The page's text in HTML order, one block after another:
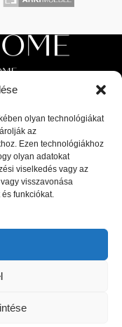
olyan technológiákat
az
Ezen technológiákhoz
olyan adatokat
viselkedés vagy az
visszavonása
funkciókat.
minőségű
kiválóságaitól: olasz,
termékei, a
dekor tárgyak.